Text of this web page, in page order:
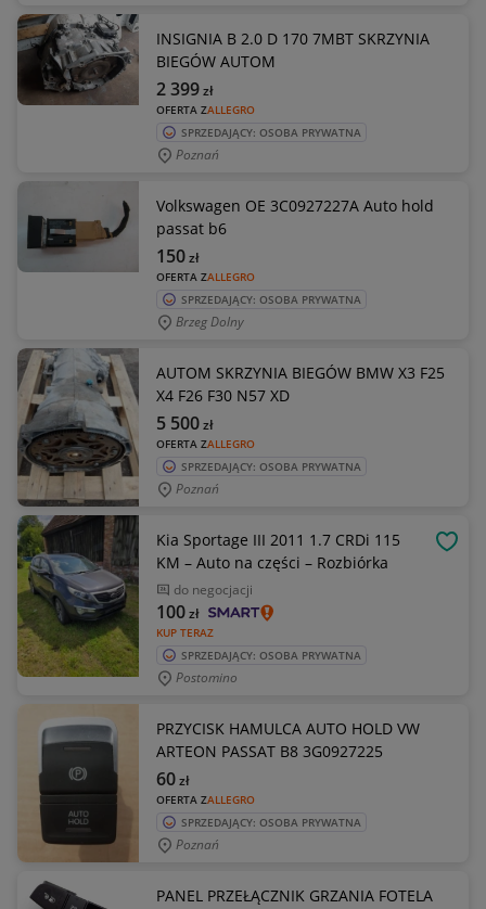
INSIGNIA B 2.0 D 170 7MBT SKRZYNIA
BIEGÓW AUTOM
OFERTA ZALLEGRO
2 399zł
SPRZEDAJĄCY: OSOBA PRYWATNA
Poznań
Volkswagen OE 3C0927227A Auto hold
passat b6
OFERTA ZALLEGRO
150zł
SPRZEDAJĄCY: OSOBA PRYWATNA
Brzeg Dolny
AUTOM SKRZYNIA BIEGÓW BMW X3 F25
X4 F26 F30 N57 XD
OFERTA ZALLEGRO
5 500zł
SPRZEDAJĄCY: OSOBA PRYWATNA
Poznań
Kia Sportage III 2011 1.7 CRDi 115
KM – Auto na części – Rozbiórka
do negocjacji
KUP TERAZ
100zł
SPRZEDAJĄCY: OSOBA PRYWATNA
Postomino
PRZYCISK HAMULCA AUTO HOLD VW
ARTEON PASSAT B8 3G0927225
OFERTA ZALLEGRO
60zł
SPRZEDAJĄCY: OSOBA PRYWATNA
Poznań
PANEL PRZEŁĄCZNIK GRZANIA FOTELA